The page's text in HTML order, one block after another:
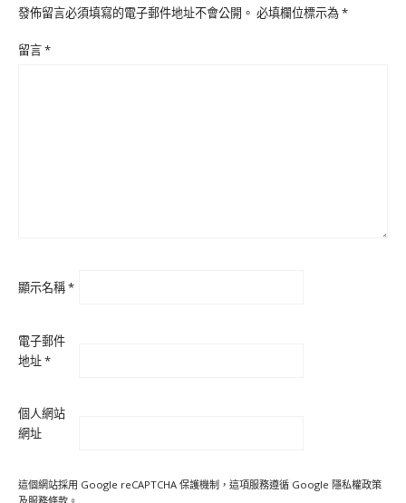
發佈留言必須填寫的電子郵件地址不會公開。 必填欄位標示為*
留言*
顯示名稱*
電子郵件
地址*
個人網站
網址
這個網站採用 Google reCAPTCHA 保護機制，這項服務遵循 Google 隱私權政策